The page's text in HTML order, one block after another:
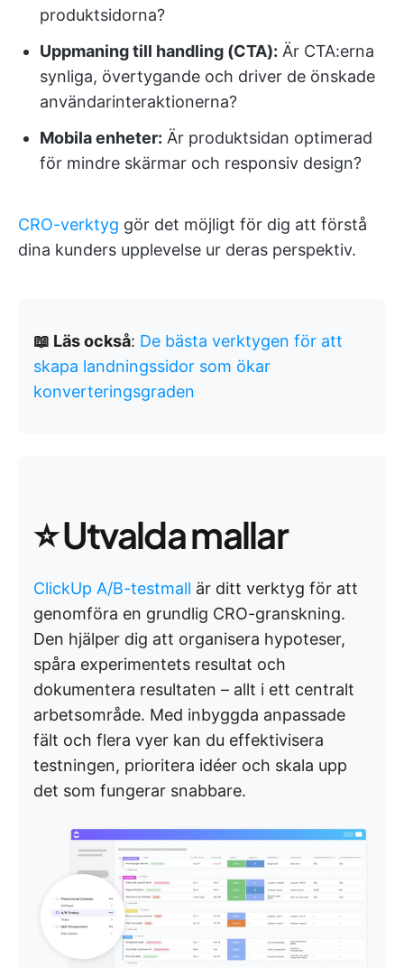
produktsidorna?
Uppmaning till handling (CTA): Är CTA:erna
synliga, övertygande och driver de önskade
användarinteraktionerna?
Mobila enheter: Är produktsidan optimerad
för mindre skärmar och responsiv design?
CRO-verktyg gör det möjligt för dig att förstå
dina kunders upplevelse ur deras perspektiv.
📖 Läs också: De bästa verktygen för att
skapa landningssidor som ökar
konverteringsgraden
⭐️ Utvalda mallar
ClickUp A/B-testmall är ditt verktyg för att
genomföra en grundlig CRO-granskning.
Den hjälper dig att organisera hypoteser,
spåra experimentets resultat och
dokumentera resultaten – allt i ett centralt
arbetsområde. Med inbyggda anpassade
fält och flera vyer kan du effektivisera
testningen, prioritera idéer och skala upp
det som fungerar snabbare.